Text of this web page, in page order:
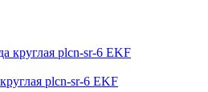
plcn-sr-6 EKF